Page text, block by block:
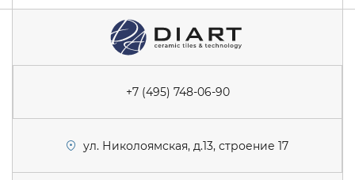
+7 (495) 748-06-90
ул. Николоямская, д.13, строение 17